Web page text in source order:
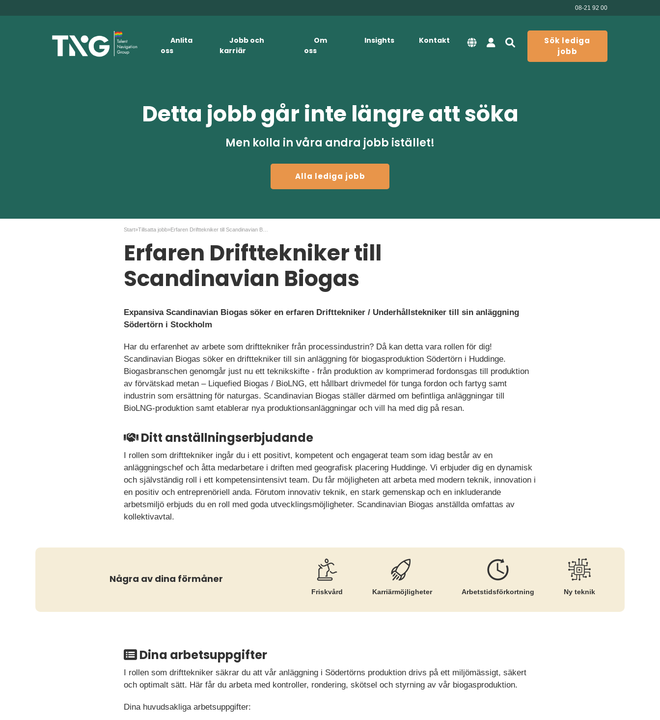
08-21 92 00
Anlita
oss
Jobb och
karriär
Om
oss
Insights Kontakt
Sök lediga
jobb
Detta jobb går inte längre att söka
Men kolla in våra andra jobb istället!
Alla lediga jobb
Start»Tillsatta jobb»
Erfaren Drifttekniker till
Scandinavian Biogas
Expansiva Scandinavian Biogas söker en erfaren Drifttekniker / Underhållstekniker till sin anläggning
Södertörn i Stockholm
Har du erfarenhet av arbete som drifttekniker från processindustrin? Då kan detta vara rollen för dig!
Scandinavian Biogas söker en drifttekniker till sin anläggning för biogasproduktion Södertörn i Huddinge.
Biogasbranschen genomgår just nu ett teknikskifte - från produktion av komprimerad fordonsgas till produktion
av förvätskad metan – Liquefied Biogas / BioLNG, ett hållbart drivmedel för tunga fordon och fartyg samt
industrin som ersättning för naturgas. Scandinavian Biogas ställer därmed om befintliga anläggningar till
BioLNG-produktion samt etablerar nya produktionsanläggningar och vill ha med dig på resan.
Ditt anställningserbjudande
I rollen som drifttekniker ingår du i ett positivt, kompetent och engagerat team som idag består av en
anläggningschef och åtta medarbetare i driften med geografisk placering Huddinge. Vi erbjuder dig en dynamisk
och självständig roll i ett kompetensintensivt team. Du får möjligheten att arbeta med modern teknik, innovation i
en positiv och entreprenöriell anda. Förutom innovativ teknik, en stark gemenskap och en inkluderande
arbetsmiljö erbjuds du en roll med goda utvecklingsmöjligheter. Scandinavian Biogas anställda omfattas av
kollektivavtal.
Några av dina förmåner
Friskvård Karriär­möjligheter Arbetstids­förkortning Ny teknik
Dina arbetsuppgifter
I rollen som drifttekniker säkrar du att vår anläggning i Södertörns produktion drivs på ett miljömässigt, säkert
och optimalt sätt. Här får du arbeta med kontroller, rondering, skötsel och styrning av vår biogasproduktion.
Dina huvudsakliga arbetsuppgifter: